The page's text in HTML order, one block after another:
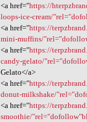
<a href="https://
loops-ice-cream/
<a href="https://
mini-muffins/
<a href="https://
candy-gelato/
Gelato</a>
<a href="https://
donut-milkshake/
<a href="https://
smoothie/